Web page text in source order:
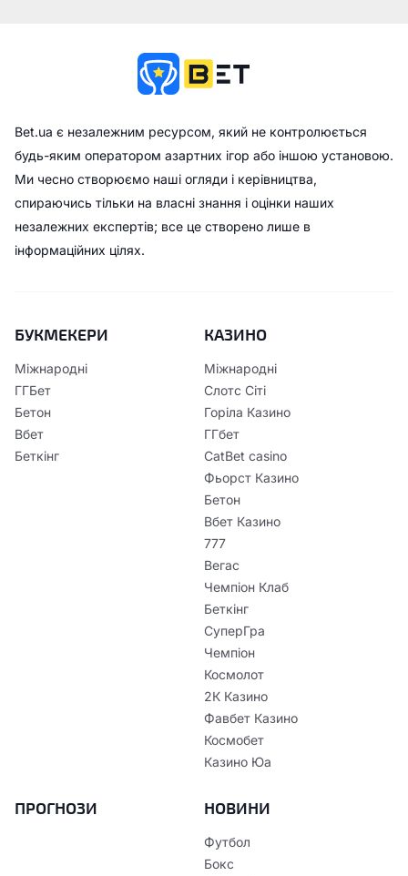
Bet.ua є незалежним ресурсом, який не контролюється
будь-яким оператором азартних ігор або іншою установою.
Ми чесно створюємо наші огляди і керівництва,
спираючись тільки на власні знання і оцінки наших
незалежних експертів; все це створено лише в
інформаційних цілях.
БУКМЕКЕРИ
Міжнародні
ГГБет
Бетон
Вбет
Беткінг
КАЗИНО
Міжнародні
Слотс Сіті
Горіла Казино
ГГбет
CatBet casino
Фьорст Казино
Бетон
Вбет Казино
777
Вегас
Чемпіон Клаб
Беткінг
СуперГра
Чемпіон
Космолот
2К Казино
Фавбет Казино
Космобет
Казино Юа
ПРОГНОЗИ НОВИНИ
Футбол
Бокс